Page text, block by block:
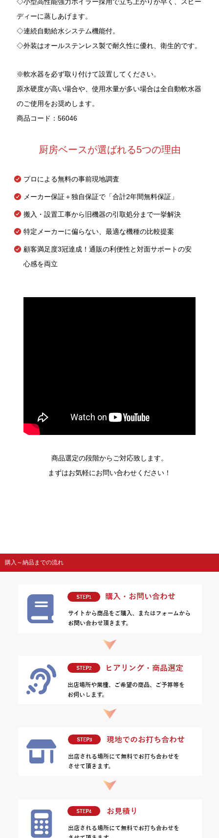
ディーに蒸しあげます。
◇連続自動給水システム機能付。
◇外装はオールステンレス製で耐久性に優れ、衛生的です。
※軟水器を必ず取り付けて設置してください。
原水硬度が高い場合や、使用水量が多い場合は全自動軟水器
のご使用をお奨めします。
商品コード：56046
厨房ベースが選ばれる5つの理由
プロによる無料の事前現地調査
メーカー保証＋独自保証で「合計2年間無料保証」
搬入・設置工事から旧機器の引取処分まで一挙解決
特定メーカーに偏らない、最適な機種の比較提案
顧客満足度3冠達成！通販の利便性と対面サポートの安
心感を両立
商品選定の段階からご対応致します。
まずはお気軽にお問い合わせください！
購入～納品までの流れ